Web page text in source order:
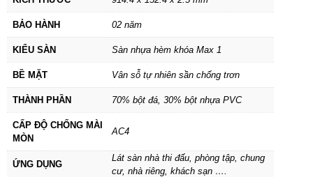
BẢO HÀNH 02 năm
KIỂU SÀN Sàn nhựa hèm khóa Max 1
BỀ MẶT Vân sỗ tự nhiên sần chống trơn
THÀNH PHẦN 70% bột đá, 30% bột nhựa PVC
CẤP ĐỘ CHỐNG MÀI
MÒN
AC4
ỨNG DỤNG
Lát sàn nhà thi đấu, phòng tập, chung
cư, nhà riêng, khách sạn ….